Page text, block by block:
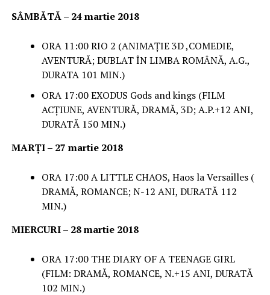
SÂMBĂTĂ – 24 martie 2018
ORA 11:00 RIO 2 (ANIMAȚIE 3D ,COMEDIE,
AVENTURĂ; DUBLAT ÎN LIMBA ROMÂNĂ, A.G.,
DURATA 101 MIN.)
ORA 17:00 EXODUS Gods and kings (FILM
ACȚIUNE, AVENTURĂ, DRAMĂ, 3D; A.P.+12 ANI,
DURATĂ 150 MIN.)
MARȚI – 27 martie 2018
ORA 17:00 A LITTLE CHAOS, Haos la Versailles (
DRAMĂ, ROMANCE; N-12 ANI, DURATĂ 112
MIN.)
MIERCURI – 28 martie 2018
ORA 17:00 THE DIARY OF A TEENAGE GIRL
(FILM: DRAMĂ, ROMANCE, N.+15 ANI, DURATĂ
102 MIN.)